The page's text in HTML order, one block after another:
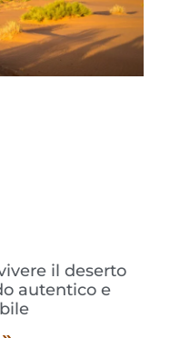
il deserto
autentico e